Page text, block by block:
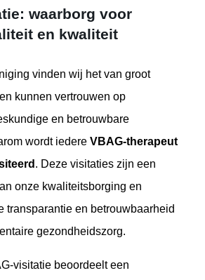
waarborg voor
en kwaliteit
vinden wij het van groot
kunnen vertrouwen op
en betrouwbare
wordt iedereVBAG-therapeut
. Deze visitaties zijn een
onze kwaliteitsborging en
transparantie en betrouwbaarheid
gezondheidszorg.
visitatie beoordeelt een